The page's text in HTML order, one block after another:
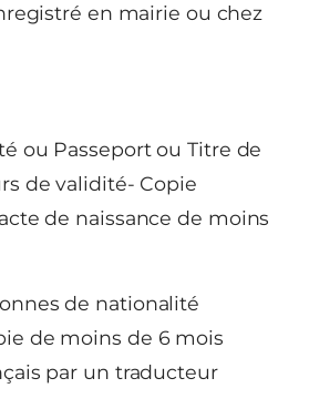
en mairie ou chez
ou Passeport ou Titre de
de validité- Copie
de naissance de moins
de nationalité
de moins de 6 mois
par un traducteur